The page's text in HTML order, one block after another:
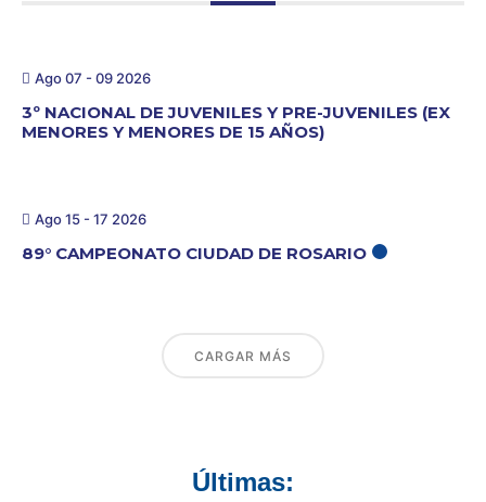
Ago 07 - 09 2026
3º NACIONAL DE JUVENILES Y PRE-JUVENILES (EX
MENORES Y MENORES DE 15 AÑOS)
Ago 15 - 17 2026
89° CAMPEONATO CIUDAD DE ROSARIO
CARGAR MÁS
Últimas: